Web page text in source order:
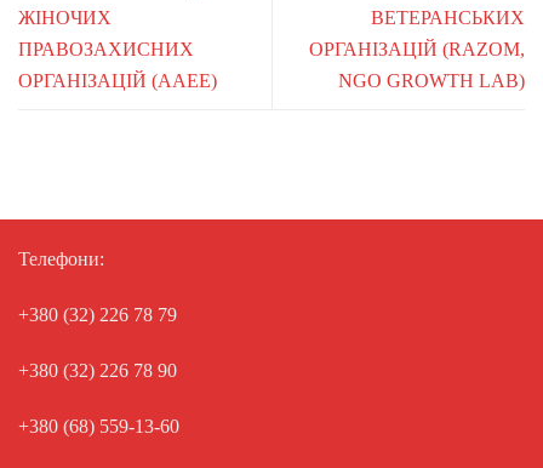
ЖІНОЧИХ
ПРАВОЗАХИСНИХ
ОРГАНІЗАЦІЙ (AAEE)
ВЕТЕРАНСЬКИХ
ОРГАНІЗАЦІЙ (RAZOM,
NGO GROWTH LAB)
Телефони:
+380 (32) 226 78 79
+380 (32) 226 78 90
+380 (68) 559-13-60